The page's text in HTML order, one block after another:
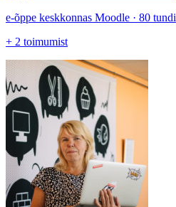
e-õppe keskkonnas Moodle · 80 tundi
+ 2 toimumist